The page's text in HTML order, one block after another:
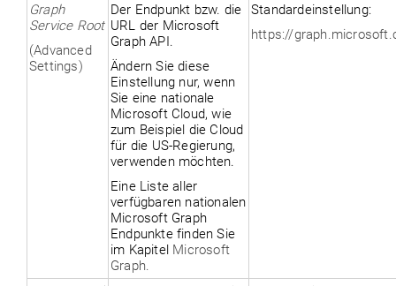
Graph
Service Root
(Advanced
Settings)
Der Endpunkt bzw. die
URL der Microsoft
Graph API.
Ändern Sie diese
Einstellung nur, wenn
Sie eine nationale
Microsoft Cloud, wie
zum Beispiel die Cloud
für die US-Regierung,
verwendenmöchten.
Eine Listealler
verfügbaren nationalen
Microsoft Graph
Endpunkte finden Sie
im Kapitel Microsoft
Graph.
Standardeinstellung:
https://